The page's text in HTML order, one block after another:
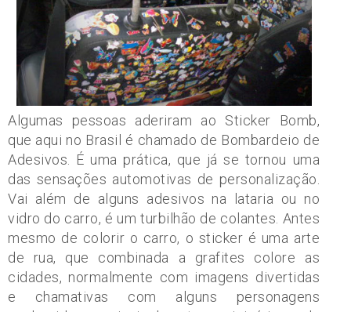
Algumas pessoas aderiram ao Sticker Bomb,
que aqui no Brasil é chamado de Bombardeio de
Adesivos. É uma prática, que já se tornou uma
das sensações automotivas de personalização.
Vai além de alguns adesivos na lataria ou no
vidro do carro, é um turbilhão de colantes. Antes
mesmo de colorir o carro, o sticker é uma arte
de rua, que combinada a grafites colore as
cidades, normalmente com imagens divertidas
e chamativas com alguns personagens